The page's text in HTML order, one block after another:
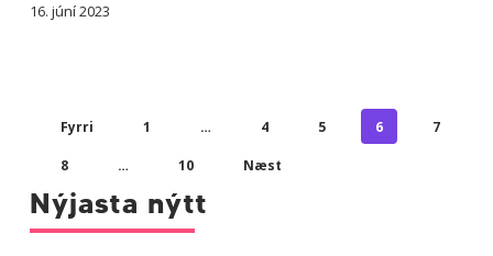
16. júní 2023
Fyrri 1 … 4 5 6 7
8 … 10 Næst
Nýjasta nýtt